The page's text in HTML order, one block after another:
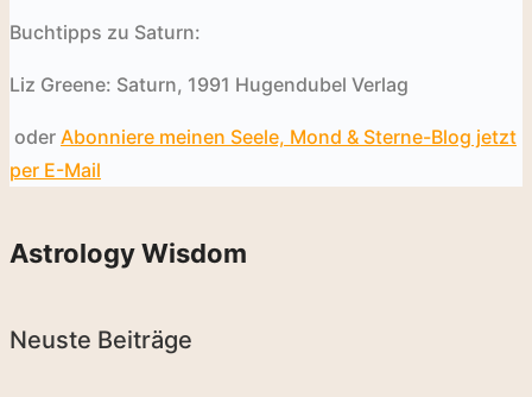
Buchtipps zu Saturn:
Liz Greene: Saturn, 1991 Hugendubel Verlag
oder Abonniere meinen Seele, Mond & Sterne-Blog jetzt
per E-Mail
Astrology Wisdom
Neuste Beiträge